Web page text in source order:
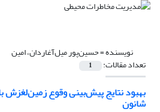
نویسنده =حسین‌پور میل‌آغاردان، امین
تعداد مقالات: 1
بهبود نتایج پیش‌بینی وقوع زمین‌لغزش
شانون